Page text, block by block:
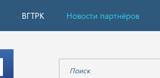
ВГТРК Новости партнёров